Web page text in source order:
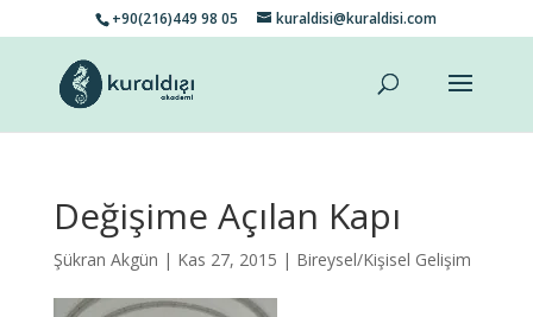
+90(216)449 98 05 kuraldisi@kuraldisi.com
Değişime Açılan Kapı
Şükran Akgün | Kas 27, 2015 | Bireysel/Kişisel Gelişim